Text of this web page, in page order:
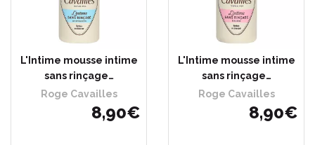
L'Intime mousse intime
sans rinçage…
Roge Cavailles
8,90€
L'Intime mousse intime
sans rinçage…
Roge Cavailles
8,90€